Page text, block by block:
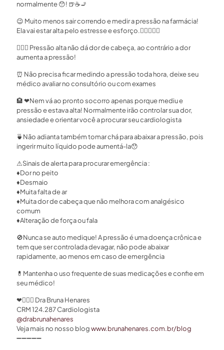
normalmente😯! 🍺☕🚬
😉 Muito menos sair correndo e medir a pressão na farmácia!
Ela vai estar alta pelo estresse e esforço.🏃‍♂🤦🏻‍♀
🤷🏻‍♂ Pressão alta não dá dor de cabeça, ao contrário a dor
aumenta a pressão!
⏰ Não precisa ficar medindo a pressão toda hora, deixe seu
médico avaliar no consultório ou com exames
🏨❤Nem vá ao pronto socorro apenas porque mediu e
pressão e estava alta! Normalmente irão controlar sua dor,
ansiedade e orientar você a procurar seu cardiologista
🍵 Não adianta também tomar chá para abaixar a pressão, pois
ingerir muito líquido pode aumentá-la😯
⚠Sinais de alerta para procurar emergência :
♦Dor no peito
♦Desmaio
♦Muita falta de ar
♦Muita dor de cabeça que não melhora com analgésico
comum
♦Alteração de força ou fala
🚫Nunca se auto medique! A pressão é uma doença crônica e
tem que ser controlada devagar, não pode abaixar
rapidamente, ao menos em caso de emergência
💊 Mantenha o uso frequente de suas medicações e confie em
seu médico!
❤👩🏻‍⚕ Dra Bruna Henares
CRM 124.287 Cardiologista
@drabrunahenares
Veja mais no nosso blogwww.brunahenares.com.br/blog
➖➖➖➖➖